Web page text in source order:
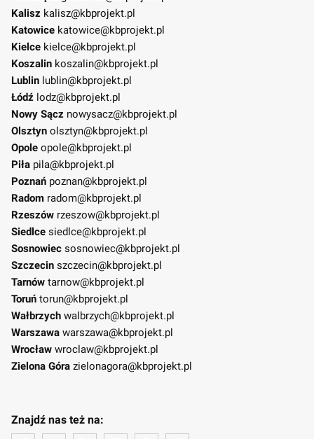
Kalisz kalisz@kbprojekt.pl
Katowice katowice@kbprojekt.pl
Kielce kielce@kbprojekt.pl
Koszalin koszalin@kbprojekt.pl
Lublin lublin@kbprojekt.pl
Łódź lodz@kbprojekt.pl
Nowy Sącz nowysacz@kbprojekt.pl
Olsztyn olsztyn@kbprojekt.pl
Opole opole@kbprojekt.pl
Piła pila@kbprojekt.pl
Poznań poznan@kbprojekt.pl
Radom radom@kbprojekt.pl
Rzeszów rzeszow@kbprojekt.pl
Siedlce siedlce@kbprojekt.pl
Sosnowiec sosnowiec@kbprojekt.pl
Szczecin szczecin@kbprojekt.pl
Tarnów tarnow@kbprojekt.pl
Toruń torun@kbprojekt.pl
Wałbrzych walbrzych@kbprojekt.pl
Warszawa warszawa@kbprojekt.pl
Wrocław wroclaw@kbprojekt.pl
Zielona Góra zielonagora@kbprojekt.pl
Znajdź nas też na: